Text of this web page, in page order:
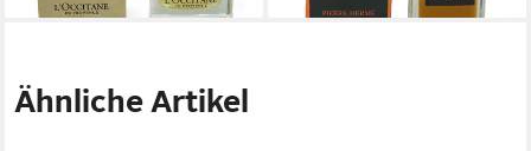
Ähnliche Artikel